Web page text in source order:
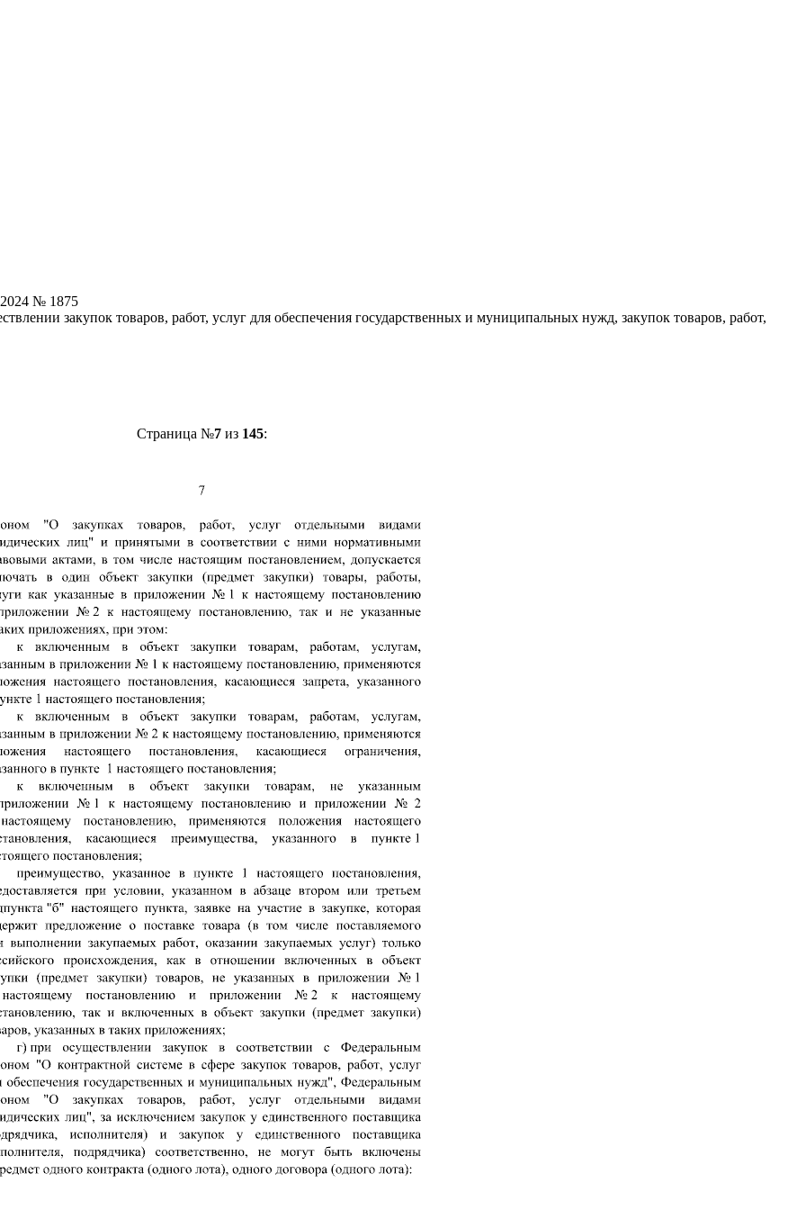
№ 1875
закупок товаров, работ, услуг для обеспечения государственных и муниципальных нужд, закупок товаров, работ,
Страница №7из 145: